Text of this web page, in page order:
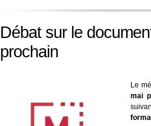
Débat sur le
prochain
Le
mai